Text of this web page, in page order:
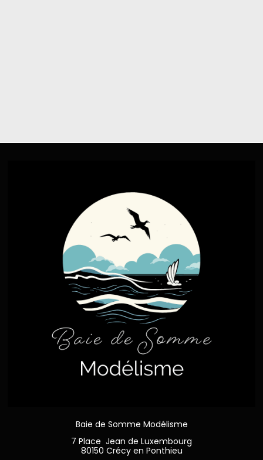
Baie de Somme Modélisme
7 Place Jean de Luxembourg
80150 Crécy en Ponthieu